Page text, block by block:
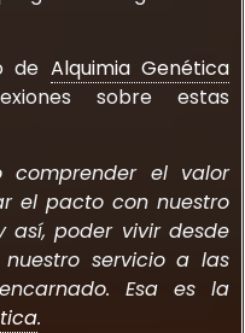
de Alquimia Genética
sobre estas
comprender el valor
el pacto con nuestro
así, poder vivir desde
servicio a las
Esa es la
.